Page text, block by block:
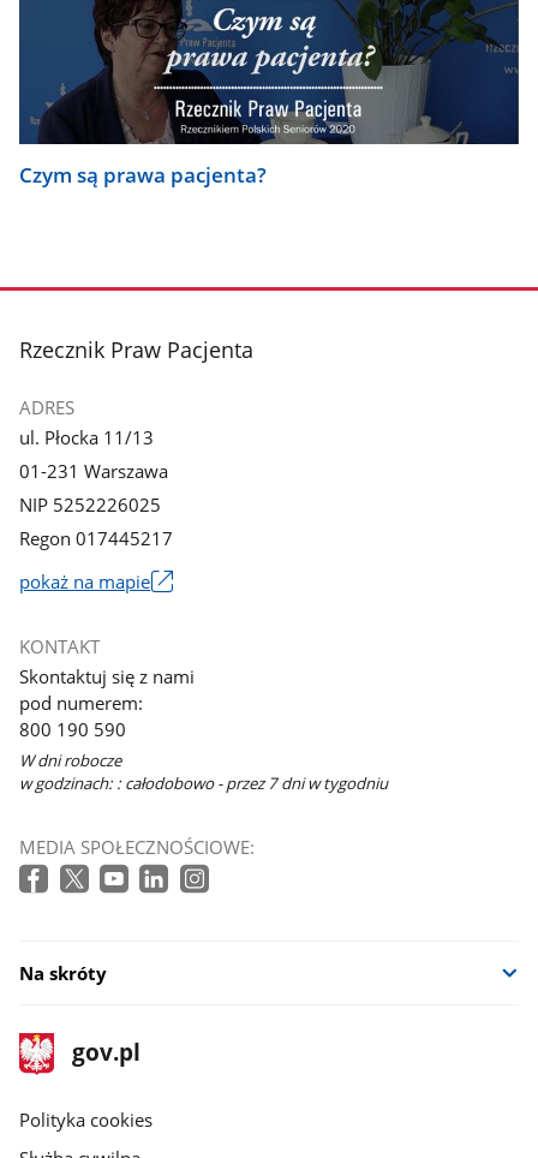
Czym są prawa pacjenta?
stopka
Rzecznik Praw Pacjenta
ADRES
ul. Płocka 11/13
01-231 Warszawa
NIP 5252226025
Regon 017445217
pokaż na mapie
się
w
nowym
oknie
KONTAKT
Skontaktuj się z nami
pod numerem:
800 190 590
W dni robocze
w godzinach: : całodobowo - przez 7 dni w tygodniu
MEDIA SPOŁECZNOŚCIOWE:
Na skróty
stopka
gov.pl
Strona
gov.pl
gov.pl
Polityka cookies